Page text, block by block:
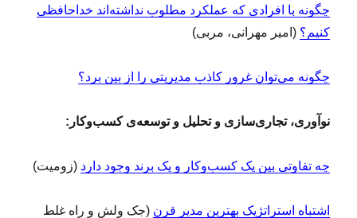
چگونه با افرادی که عملکرد مطلوب نداشته‌اند خداحافظی
کنیم؟ (امیر مهرانی، مربی)
چگونه می‌توان غرور کاذب مدیریتی را از بین برد؟
نوآوری، تجاری‌سازی و تحلیل و توسعه‌ی کسب‌وکار:
چه تفاوتی بین یک کسب‌وکار و یک برند وجود دارد (زومیت)
اشتباه استراتژیک بهترین مدیر قرن (جک ولش و راه غلط